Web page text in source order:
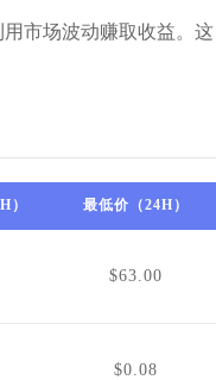
用市场波动赚取收益。这
） 最低价（24H）
$63.00
$0.08